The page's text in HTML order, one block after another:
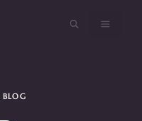
MENU
BLOG